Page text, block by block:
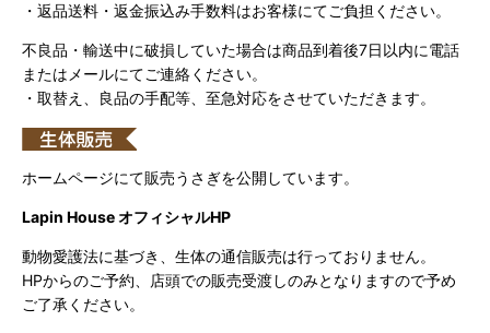
・返品送料・返金振込み手数料はお客様にてご負担ください。
不良品・輸送中に破損していた場合は商品到着後7日以内に電話
またはメールにてご連絡ください。
・取替え、良品の手配等、至急対応をさせていただきます。
ホームページにて販売うさぎを公開しています。
Lapin House オフィシャルHP
動物愛護法に基づき、生体の通信販売は行っておりません。
HPからのご予約、店頭での販売受渡しのみとなりますので予め
ご了承ください。